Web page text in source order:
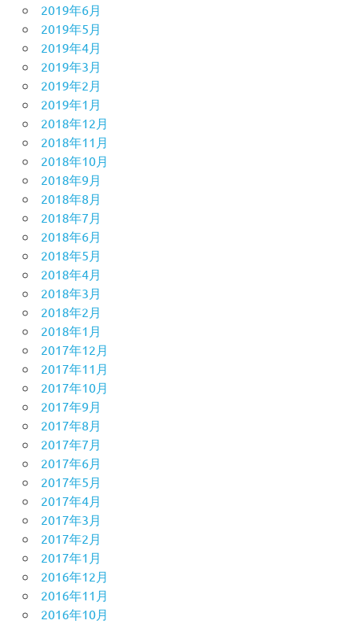
2019年6月
2019年5月
2019年4月
2019年3月
2019年2月
2019年1月
2018年12月
2018年11月
2018年10月
2018年9月
2018年8月
2018年7月
2018年6月
2018年5月
2018年4月
2018年3月
2018年2月
2018年1月
2017年12月
2017年11月
2017年10月
2017年9月
2017年8月
2017年7月
2017年6月
2017年5月
2017年4月
2017年3月
2017年2月
2017年1月
2016年12月
2016年11月
2016年10月